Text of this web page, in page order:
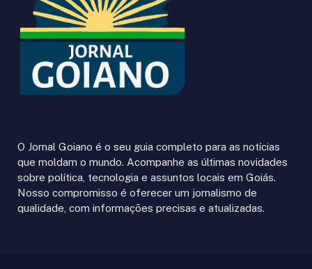
O Jornal Goiano é o seu guia completo para as notícias
que moldam o mundo. Acompanhe as últimas novidades
sobre política, tecnologia e assuntos locais em Goiás.
Nosso compromisso é oferecer um jornalismo de
qualidade, com informações precisas e atualizadas.